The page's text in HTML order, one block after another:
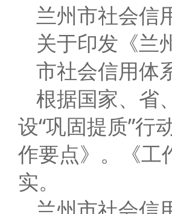
兰州市社会信
关于印发《兰
市社会信用体
根据国家、省
设“巩固提质”行
作要点》。《工
实。